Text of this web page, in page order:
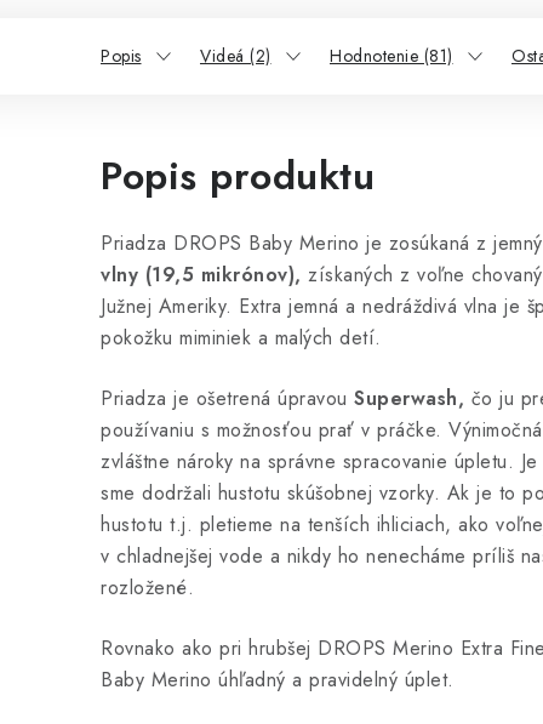
Popis Videá (2) Hodnotenie (81)
Popis produktu
Priadza DROPS Baby Merino je zosúkaná z
vlny (19,5 mikrónov), získaných z voľne
Južnej Ameriky. Extra jemná a nedráždivá vlna je
pokožku miminiek a malých detí.
Priadza je ošetrená úpravou Superwash, čo ju
používaniu s možnosťou prať v práčke.
zvláštne nároky na správne spracovanie úpletu.
sme dodržali hustotu skúšobnej vzorky. Ak je to
hustotu t.j. pletieme na tenších ihliciach, ako
v chladnejšej vode a nikdy ho nenecháme príliš
rozložené.
Rovnako ako pri hrubšej DROPS Merino Extra
Baby Merino úhľadný a pravidelný úplet.